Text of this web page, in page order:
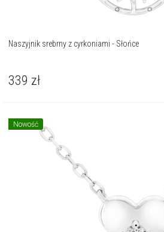
Naszyjnik srebrny z cyrkoniami - Słońce
339 zł
Nowość